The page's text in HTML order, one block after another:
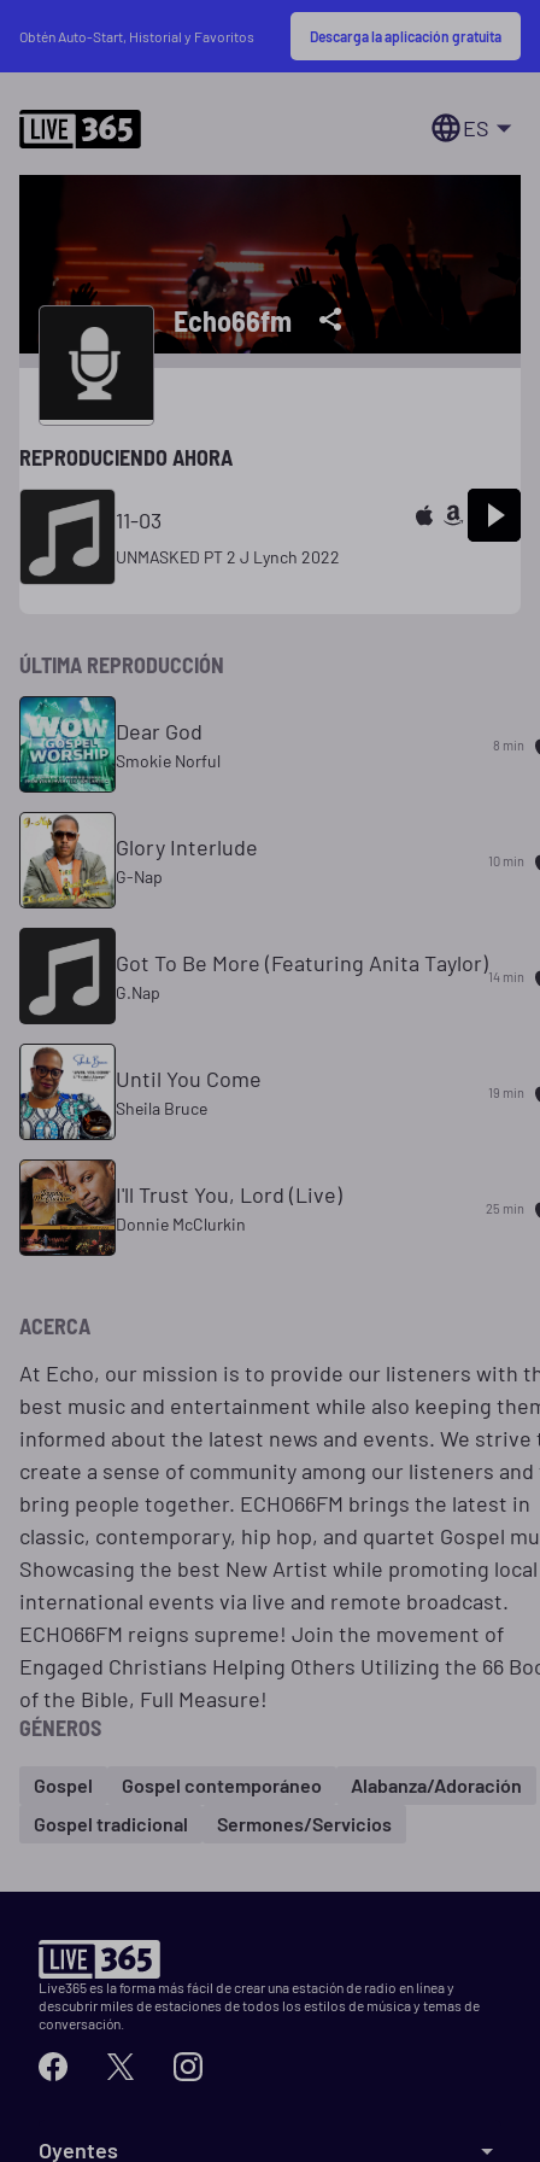
Obtén Auto-Start, Historial y Favoritos Descarga la aplicación gratuita
ES
Echo66fm
REPRODUCIENDO AHORA
11-03
UNMASKED PT 2 J Lynch 2022
ÚLTIMA REPRODUCCIÓN
Dear God
Smokie Norful
8 min
Glory Interlude
G-Nap
10 min
Got To Be More (Featuring Anita Taylor)
G.Nap
14 min
Until You Come
Sheila Bruce
19 min
I'll Trust You, Lord (Live)
Donnie McClurkin
25 min
ACERCA
At Echo, our mission is to provide our listeners with
best music and entertainment while also keeping
informed about the latest news and events. We strive
create a sense of community among our listeners and
bring people together. ECHO66FM brings the latest in
classic, contemporary, hip hop, and quartet Gospel
Showcasing the best New Artist while promoting
international events via live and remote broadcast.
ECHO66FM reigns supreme! Join the movement of
Engaged Christians Helping Others Utilizing the 66
of the Bible, Full Measure!
GÉNEROS
Gospel Gospel contemporáneo
Alabanza/Adoración
Gospel tradicional
Sermones/Servicios
Live365 es la forma más fácil de crear una estación de radio en línea y
descubrir miles de estaciones de todos los estilos de música y temas de
conversación.
Oyentes